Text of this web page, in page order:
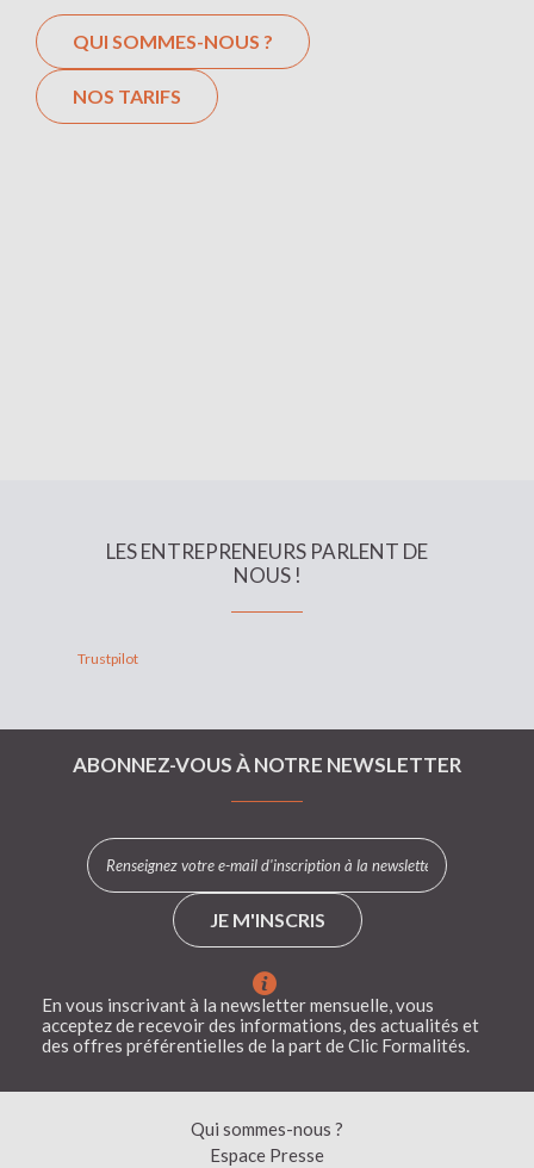
QUI SOMMES-NOUS ?
NOS TARIFS
LES ENTREPRENEURS PARLENT DE
NOUS !
Trustpilot
ABONNEZ-VOUS À NOTRE NEWSLETTER
JE M'INSCRIS
En vous inscrivant à la newsletter mensuelle, vous
acceptez de recevoir des informations, des actualités et
des offres préférentielles de la part de Clic Formalités.
Qui sommes-nous ?
Espace Presse